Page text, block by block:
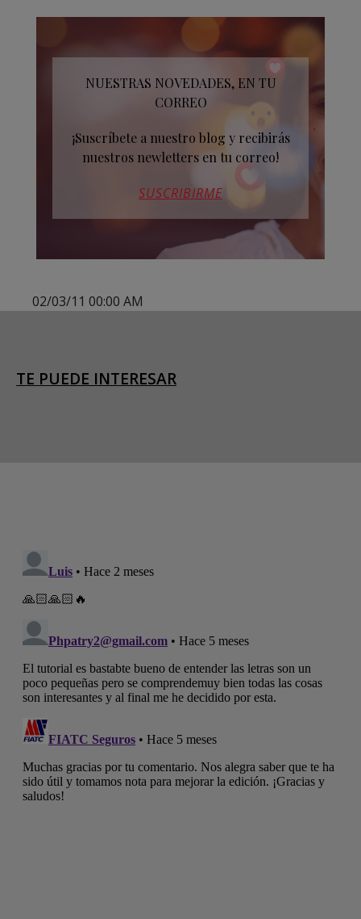
NUESTRAS NOVEDADES, EN TU
CORREO
¡Suscríbete a nuestro blog y recibirás
nuestros newletters en tu correo!
SUSCRIBIRME
02/03/11 00:00 AM
TE PUEDE INTERESAR